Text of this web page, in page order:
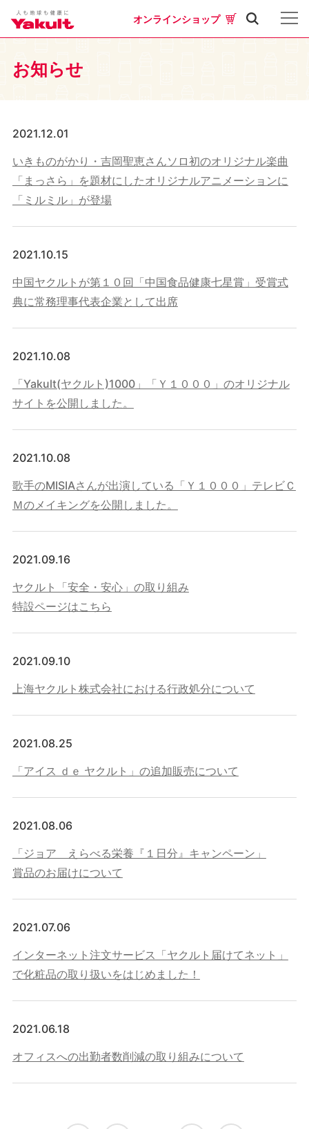
オンラインショップ
お知らせ
2021.12.01
いきものがかり・吉岡聖恵さんソロ初のオリジナル楽曲
「まっさら」を題材にしたオリジナルアニメーションに
「ミルミル」が登場
2021.10.15
中国ヤクルトが第１０回「中国食品健康七星賞」受賞式
典に常務理事代表企業として出席
2021.10.08
「Yakult(ヤクルト)1000」「Ｙ１０００」のオリジナル
サイトを公開しました。
2021.10.08
歌手のMISIAさんが出演している「Ｙ１０００」テレビＣ
Ｍのメイキングを公開しました。
2021.09.16
ヤクルト「安全・安心」の取り組み
特設ページはこちら
2021.09.10
上海ヤクルト株式会社における行政処分について
2021.08.25
「アイス ｄｅ ヤクルト」の追加販売について
2021.08.06
「ジョア えらべる栄養『１日分』キャンペーン」
賞品のお届けについて
2021.07.06
インターネット注文サービス「ヤクルト届けてネット」
で化粧品の取り扱いをはじめました！
2021.06.18
オフィスへの出勤者数削減の取り組みについて